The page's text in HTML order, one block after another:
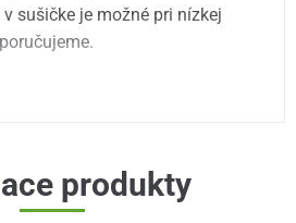
sušičke je možné pri nízkej
produkty